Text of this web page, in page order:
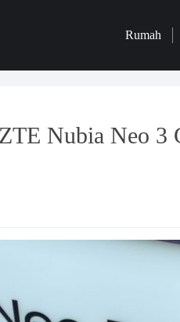
Rumah
Nubia Neo 3